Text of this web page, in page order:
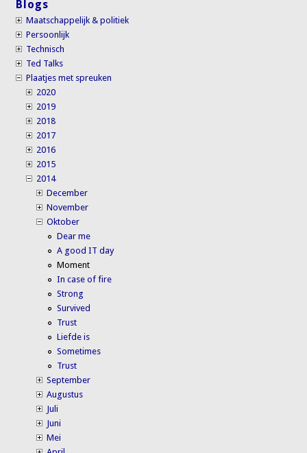
Blogs
Maatschappelijk & politiek
Persoonlijk
Technisch
Ted Talks
Plaatjes met spreuken
2020
2019
2018
2017
2016
2015
2014
December
November
Oktober
Dear me
A good IT day
Moment
In case of fire
Strong
Survived
Trust
Liefde is
Sometimes
Trust
September
Augustus
Juli
Juni
Mei